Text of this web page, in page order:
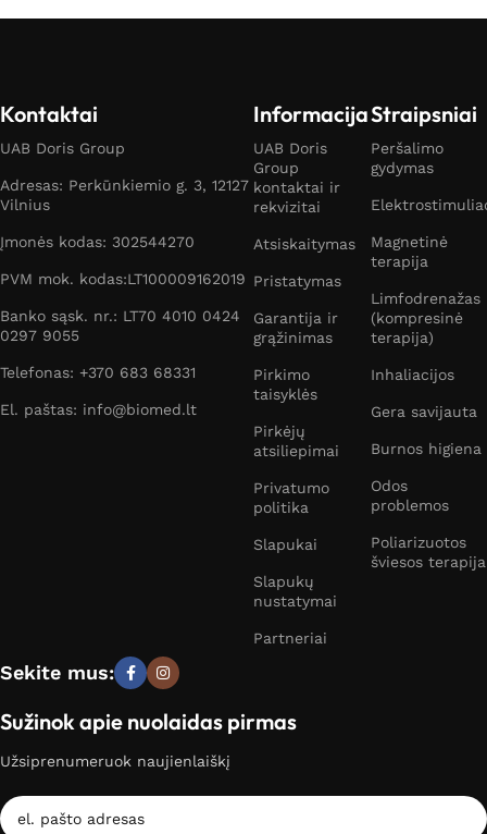
Kontaktai
UAB Doris Group
Adresas: Perkūnkiemio g. 3, 12127
Vilnius
Įmonės kodas: 302544270
PVM mok. kodas:LT100009162019
Banko sąsk. nr.: LT70 4010 0424
0297 9055
Telefonas: +370 683 68331
El. paštas: info@biomed.lt
Informacija
UAB Doris
Group
kontaktai ir
rekvizitai
Atsiskaitymas
Pristatymas
Garantija ir
grąžinimas
Pirkimo
taisyklės
Pirkėjų
atsiliepimai
Privatumo
politika
Slapukai
Slapukų
nustatymai
Partneriai
Straipsniai
Peršalimo
gydymas
Magnetinė
terapija
Limfodrenažas
(kompresinė
terapija)
Inhaliacijos
Gera savijauta
Burnos higiena
Odos
problemos
Poliarizuotos
šviesos terapija
Sekite mus:
Sužinok apie nuolaidas pirmas
Užsiprenumeruok naujienlaiškį